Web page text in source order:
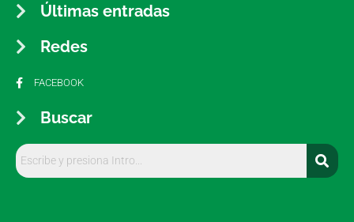
Últimas entradas
Redes
FACEBOOK
Buscar